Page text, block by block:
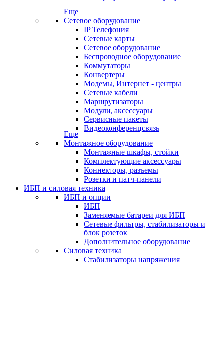
Еще
Сетевое оборудование
IP Телефония
Сетевые карты
Сетевое оборудование
Беспроводное оборудование
Коммутаторы
Конвертеры
Модемы, Интернет - центры
Сетевые кабели
Маршрутизаторы
Модули, аксессуары
Сервисные пакеты
Видеоконференцсвязь
Еще
Монтажное оборудование
Монтажные шкафы, стойки
Комплектующие аксессуары
Коннекторы, разъемы
Розетки и патч-панели
ИБП и силовая техника
ИБП и опции
ИБП
Заменяемые батареи для ИБП
Сетевые фильтры, стабилизаторы и
блок розеток
Дополнительное оборудование
Силовая техника
Стабилизаторы напряжения